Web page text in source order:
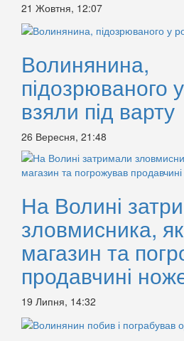
21 Жовтня, 12:07
Волинянина,
підозрюваного
взяли під варту
26 Вересня, 21:48
На Волині
зловмисника,
магазин та
продавчині
19 Липня, 14:32